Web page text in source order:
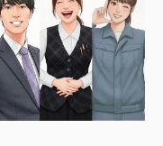
た）有限会社田中専商店
つ）恒川フエルト工業株式会社
て）BXテンパル株式会社
と）東レ・アムテックス株式会社